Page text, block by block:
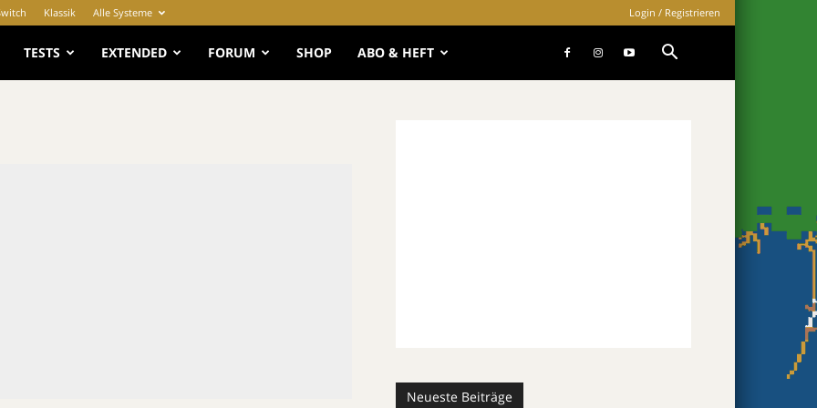
Klassik Alle Systeme Login / Registrieren
TESTS EXTENDED FORUM SHOP ABO & HEFT
Neueste Beiträge